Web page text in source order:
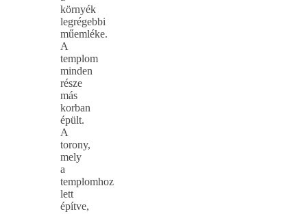
környék
legrégebbi
műemléke.
A
templom
minden
része
más
korban
épült.
A
torony,
mely
a
templomhoz
lett
építve,